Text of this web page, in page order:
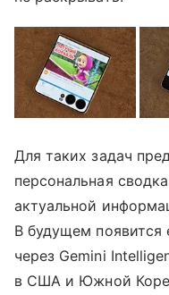
Для таких задач
персональная
актуальной
В будущем появится
через Gemini
в США и Южной